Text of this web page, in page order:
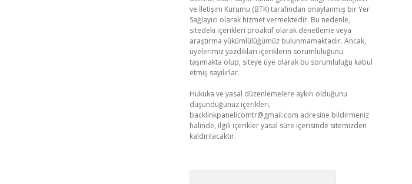
ve İletişim Kurumu (BTK) tarafından onaylanmış bir Yer
Sağlayıcı olarak hizmet vermektedir. Bu nedenle,
sitedeki içerikleri proaktif olarak denetleme veya
araştırma yükümlülüğümüz bulunmamaktadır. Ancak,
üyelerimiz yazdıkları içeriklerin sorumluluğunu
taşımakta olup, siteye üye olarak bu sorumluluğu kabul
etmiş sayılırlar.
Hukuka ve yasal düzenlemelere aykırı olduğunu
düşündüğünüz içerikleri,
backlinkpanelicomtr@gmail.com adresine bildirmeniz
halinde, ilgili içerikler yasal süre içerisinde sitemizden
kaldırılacaktır.